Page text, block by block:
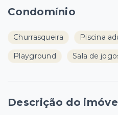
Condomínio
Churrasqueira Piscina
Playground Sala de
Descrição do